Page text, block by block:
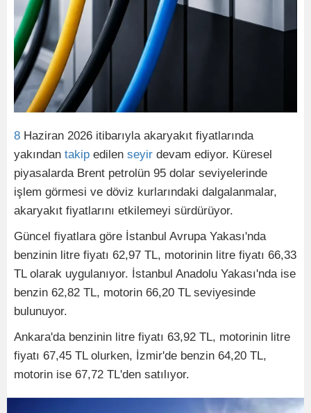
8 Haziran 2026 itibarıyla akaryakıt fiyatlarında
yakından takip edilen seyir devam ediyor. Küresel
piyasalarda Brent petrolün 95 dolar seviyelerinde
işlem görmesi ve döviz kurlarındaki dalgalanmalar,
akaryakıt fiyatlarını etkilemeyi sürdürüyor.
Güncel fiyatlara göre İstanbul Avrupa Yakası'nda
benzinin litre fiyatı 62,97 TL, motorinin litre fiyatı 66,33
TL olarak uygulanıyor. İstanbul Anadolu Yakası'nda ise
benzin 62,82 TL, motorin 66,20 TL seviyesinde
bulunuyor.
Ankara'da benzinin litre fiyatı 63,92 TL, motorinin litre
fiyatı 67,45 TL olurken, İzmir'de benzin 64,20 TL,
motorin ise 67,72 TL'den satılıyor.